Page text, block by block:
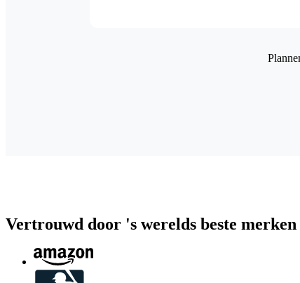
Vertrouwd door 's werelds beste merken